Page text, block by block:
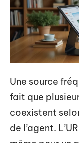
Une source
fait que
coexistent
de l’agent.